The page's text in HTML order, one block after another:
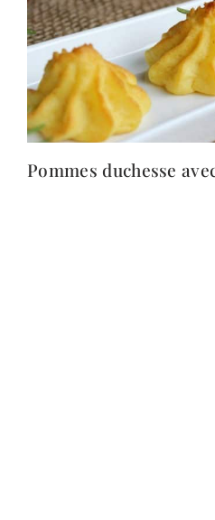
Pommes duchesse